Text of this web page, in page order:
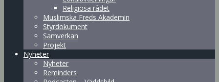
Religiösa rådet
Muslimska Freds Akademin
Styrdokument
Samverkan
Projekt
Nyheter
Nyheter
Reminders